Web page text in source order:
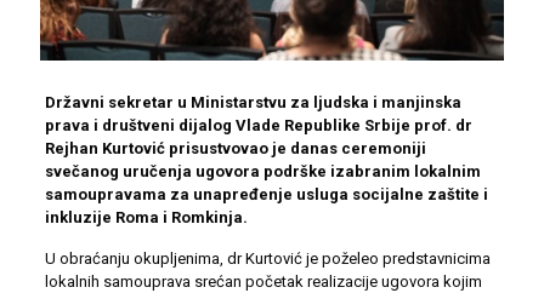
Državni sekretar u Ministarstvu za ljudska i manjinska
prava i društveni dijalog Vlade Republike Srbije prof. dr
Rejhan Kurtović prisustvovao je danas ceremoniji
svečanog uručenja ugovora podrške izabranim lokalnim
samoupravama za unapređenje usluga socijalne zaštite i
inkluzije Roma i Romkinja.
U obraćanju okupljenima, dr Kurtović je poželeo predstavnicima
lokalnih samouprava srećan početak realizacije ugovora kojim